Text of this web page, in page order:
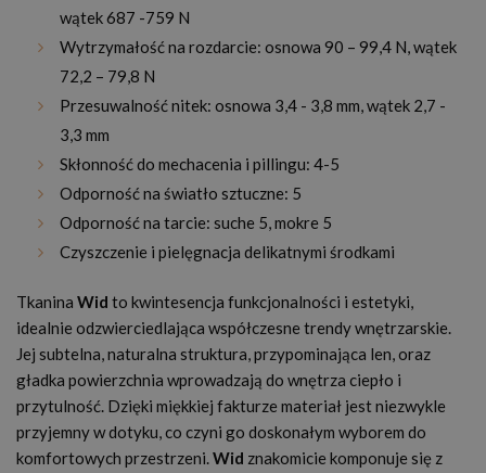
wątek 687 -759 N
Wytrzymałość na rozdarcie: osnowa 90 – 99,4 N, wątek
72,2 – 79,8 N
Przesuwalność nitek: osnowa 3,4 - 3,8 mm, wątek 2,7 -
3,3 mm
Skłonność do mechacenia i pillingu: 4-5
Odporność na światło sztuczne: 5
Odporność na tarcie: suche 5, mokre 5
Czyszczenie i pielęgnacja delikatnymi środkami
Tkanina Wid to kwintesencja funkcjonalności i estetyki,
idealnie odzwierciedlająca współczesne trendy wnętrzarskie.
Jej subtelna, naturalna struktura, przypominająca len, oraz
gładka powierzchnia wprowadzają do wnętrza ciepło i
przytulność. Dzięki miękkiej fakturze materiał jest niezwykle
przyjemny w dotyku, co czyni go doskonałym wyborem do
komfortowych przestrzeni.Wid znakomicie komponuje się z